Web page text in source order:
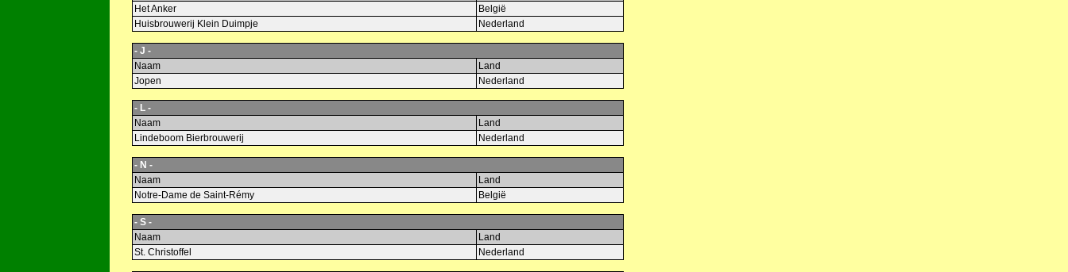
Het Anker
België
Huisbrouwerij Klein Duimpje
Nederland
- J -
Naam
Land
Jopen
Nederland
- L -
Naam
Land
Lindeboom Bierbrouwerij
Nederland
- N -
Naam
Land
Notre-Dame de Saint-Rémy
België
- S -
Naam
Land
St. Christoffel
Nederland